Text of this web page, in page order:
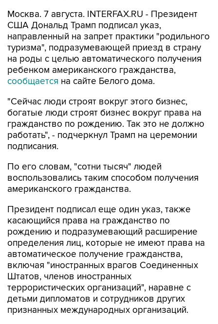
Москва. 7 августа. INTERFAX.RU - Президент
США Дональд Трамп подписал указ,
направленный на запрет практики "родильного
туризма", подразумевающей приезд в страну
на роды с целью автоматического получения
ребенком американского гражданства,
сообщается на сайте Белого дома.
"Сейчас люди строят вокруг этого бизнес,
богатые люди строят бизнес вокруг права на
гражданство по рождению. Так это не должно
работать", - подчеркнул Трамп на церемонии
подписания.
По его словам, "сотни тысяч" людей
воспользовались таким способом получения
американского гражданства.
Президент подписал еще один указ, также
касающийся права на гражданство по
рождению и подразумевающий расширение
определения лиц, которые не имеют права на
автоматическое получение гражданства,
включая "иностранных врагов Соединенных
Штатов, членов иностранных
террористических организаций", наравне с
детьми дипломатов и сотрудников других
признанных международных организаций.